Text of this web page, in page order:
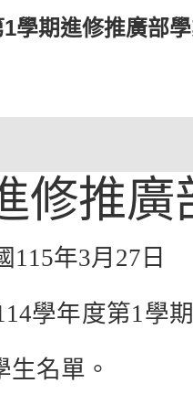
學期進修推廣部
修推廣
115年3月 27 日
學年度第1學
生名單。